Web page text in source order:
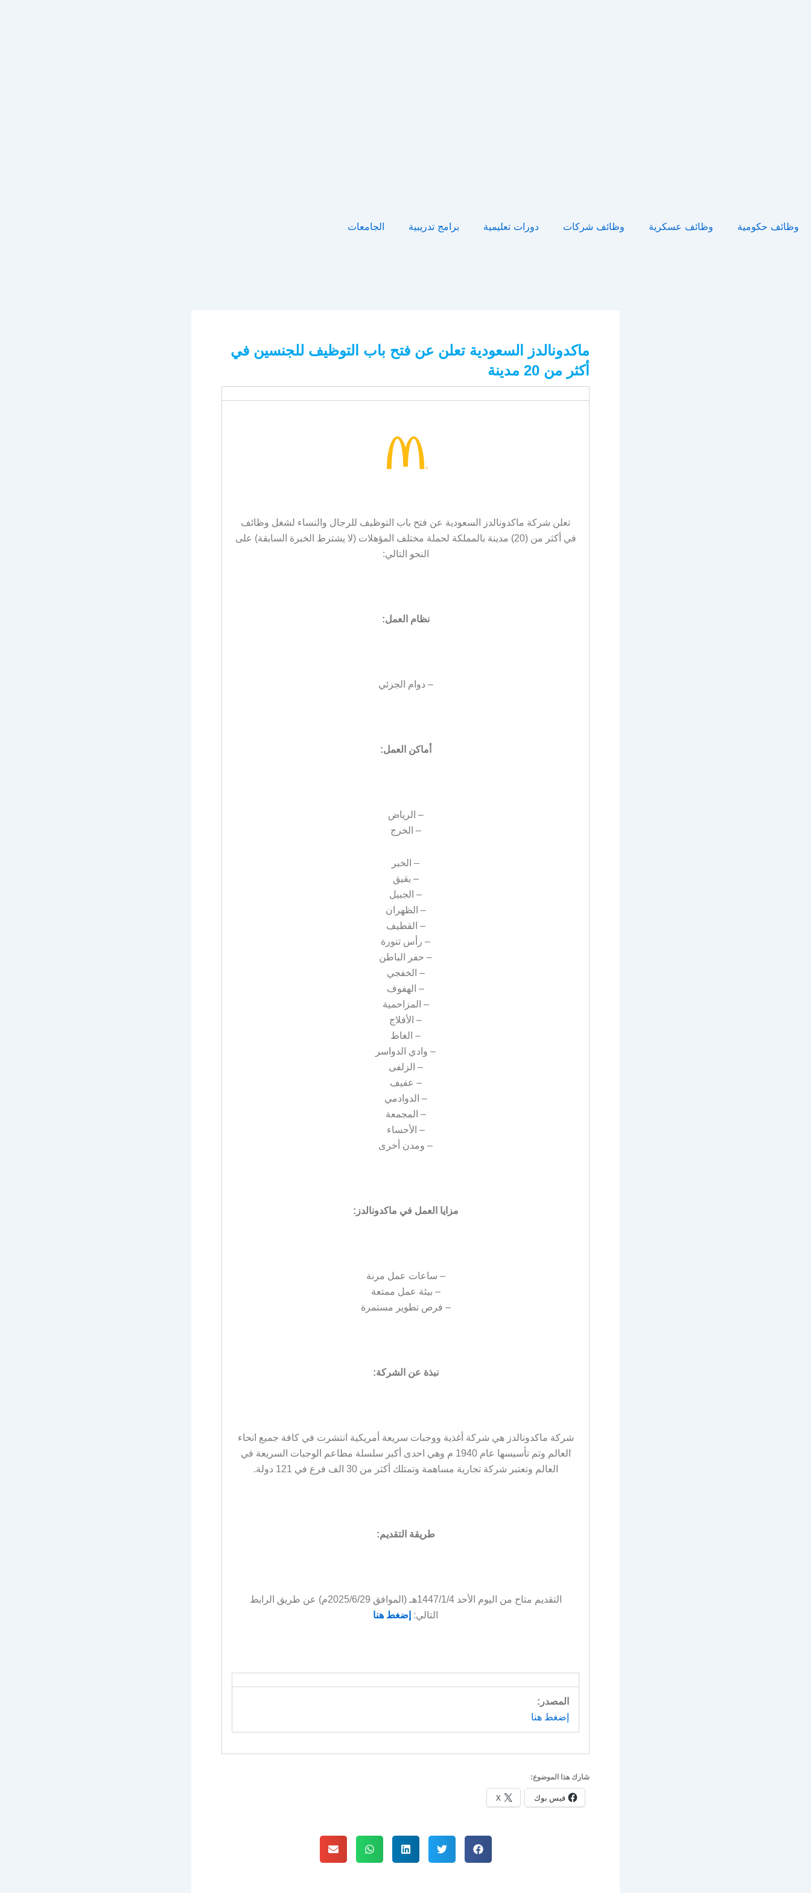
وظائف حكومية وظائف عسكرية وظائف شركات دورات تعليمية برامج تدريبية الجامعات
ماكدونالدز السعودية تعلن عن فتح باب التوظيف للجنسين في
أكثر من 20 مدينة
تعلن شركة ماكدونالدز السعودية عن فتح باب التوظيف للرجال والنساء لشغل وظائف
في أكثر من (20) مدينة بالمملكة لحملة مختلف المؤهلات (لا يشترط الخبرة السابقة) على
النحو التالي:
نظام العمل:
– دوام الجزئي
أماكن العمل:
– الرياض
– الخرج
– الخبر
– بقيق
– الجبيل
– الظهران
– القطيف
– رأس تنورة
– حفر الباطن
– الخفجي
– الهفوف
– المزاحمية
– الأفلاج
– الغاط
– وادي الدواسر
– الزلفى
– عفيف
– الدوادمي
– المجمعة
– الأحساء
– ومدن أخرى
مزايا العمل في ماكدونالدز:
– ساعات عمل مرنة
– بيئة عمل ممتعة
– فرص تطوير مستمرة
نبذة عن الشركة:
شركة ماكدونالدز هي شركة أغذية ووجبات سريعة أمريكية انتشرت في كافة جميع انحاء
العالم وتم تأسيسها عام 1940 م وهي احدى أكبر سلسلة مطاعم الوجبات السريعة في
العالم وتعتبر شركة تجارية مساهمة وتمتلك أكثر من 30 الف فرع في 121 دولة.
طريقة التقديم:
التقديم متاح من اليوم الأحد 1447/1/4هـ (الموافق 2025/6/29م) عن طريق الرابط
التالي: إضغط هنا
المصدر:
إضغط هنا
شارك هذا الموضوع:
فيس بوك X